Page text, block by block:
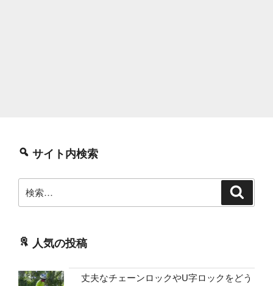
サイト内検索
索:
人気の投稿
丈夫なチェーンロックやU字ロックをどう